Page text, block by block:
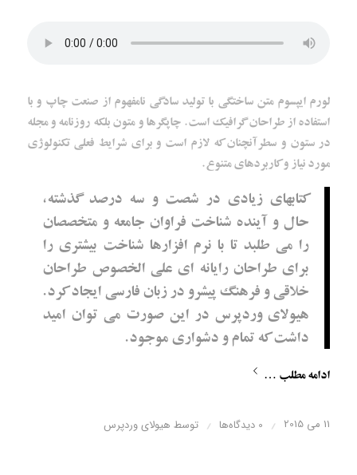
لورم ایپسوم متن ساختگی با تولید سادگی نامفهوم از صنعت چاپ و با
استفاده از طراحان گرافیک است. چاپگرها و متون بلکه روزنامه و مجله
در ستون و سطرآنچنان که لازم است و برای شرایط فعلی تکنولوژی
مورد نیاز و کاربردهای متنوع.
کتابهای زیادی در شصت و سه درصد گذشته،
حال و آینده شناخت فراوان جامعه و متخصصان
را می طلبد تا با نرم افزارها شناخت بیشتری را
برای طراحان رایانه ای علی الخصوص طراحان
خلاقی و فرهنگ پیشرو در زبان فارسی ایجاد کرد.
هیولای وردپرس در این صورت می توان امید
داشت که تمام و دشواری موجود.
ادامه مطلب …
11 می 2015 / 0 دیدگاه‌ها / توسط هیولای وردپرس